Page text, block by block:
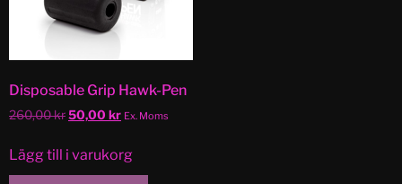
Disposable Grip Hawk-Pen
260,00kr50,00 kr Ex. Moms
Lägg till i varukorg